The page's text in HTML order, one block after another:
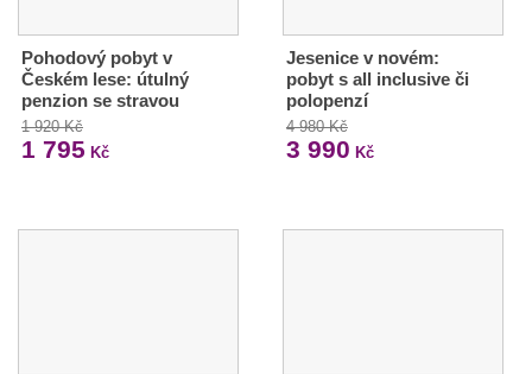
Pohodový pobyt v
Českém lese: útulný
penzion se stravou
1 920 Kč
1 795 Kč
Jesenice v novém:
pobyt s all inclusive či
polopenzí
4 980 Kč
3 990 Kč